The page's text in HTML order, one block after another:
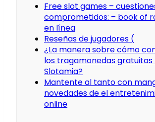
Free slot games –
comprometidos: – book of
en línea
Reseñas de jugadores (
¿La manera sobre cómo
los tragamonedas gratuitas
Slotamia?
Mantente al tanto con
novedades de el
online